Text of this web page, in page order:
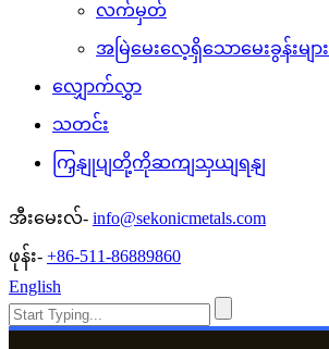
လက်မှတ်
အမြဲမေးလေ့ရှိသောမေးခွန်းများ
လျှောက်လွှာ
သတင်း
ကြှနျုပျတို့ကိုဆကျသှယျရနျ
အီးမေးလ်- info@sekonicmetals.com
ဖုန်း- +86-511-86889860
English